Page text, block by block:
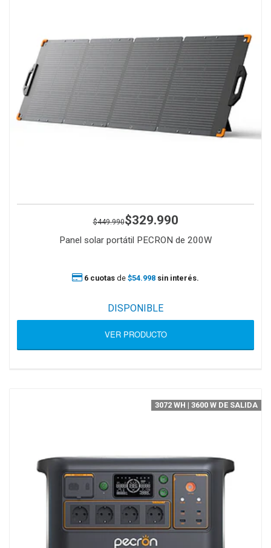
$449.990$329.990
Panel solar portátil PECRON de 200W
6 cuotas de $54.998 sin interés.
DISPONIBLE
VER PRODUCTO
3072 WH | 3600 W DE SALIDA